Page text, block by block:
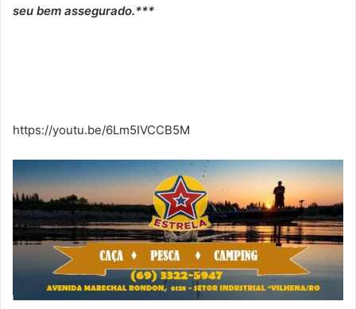
seu bem assegurado.***
https://youtu.be/6Lm5IVCCB5M